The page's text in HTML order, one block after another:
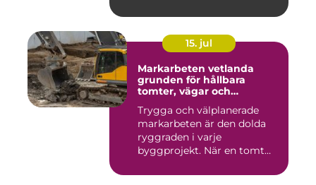
15. jul
Markarbeten vetlanda
grunden för hållbara
tomter, vägar och
Trygga och välplanerade
markarbeten är den dolda
ryggraden i varje
byggprojekt. När en tomt